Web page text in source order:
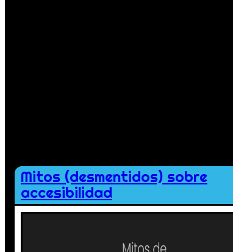
Mitos (desmentidos) sobre
accesibilidad